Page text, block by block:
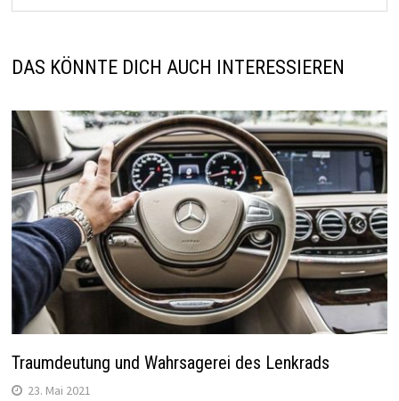
DAS KÖNNTE DICH AUCH INTERESSIEREN
Traumdeutung und Wahrsagerei des Lenkrads
23. Mai 2021